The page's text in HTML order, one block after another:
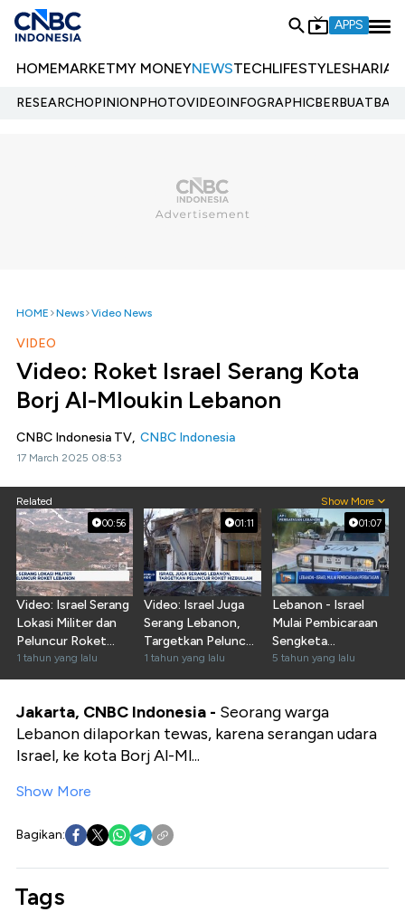
APPS
HOMEMARKETMY MONEYNEWSTECHLIFESTYLESHARIA
RESEARCHOPINIONPHOTOVIDEOINFOGRAPHIC
HOME News Video News
VIDEO
Video: Roket Israel Serang Kota
Borj Al-Mloukin Lebanon
CNBC Indonesia TV, CNBC Indonesia
17 March 2025 08:53
Related Show More
00:56
Video: Israel Serang
Lokasi Militer dan
Peluncur Roket
Lebanon
1 tahun yang lalu
01:11
Video: Israel Juga
Serang Lebanon,
Targetkan Peluncur
Roket Hizbullah
1 tahun yang lalu
01:07
Lebanon - Israel
Mulai Pembicaraan
Sengketa
Perbatasan
5 tahun yang lalu
Jakarta, CNBC Indonesia - Seorang warga
Lebanon dilaporkan tewas, karena serangan udara
Israel, ke kota Borj Al-Ml...
Show More
Bagikan:
Tags